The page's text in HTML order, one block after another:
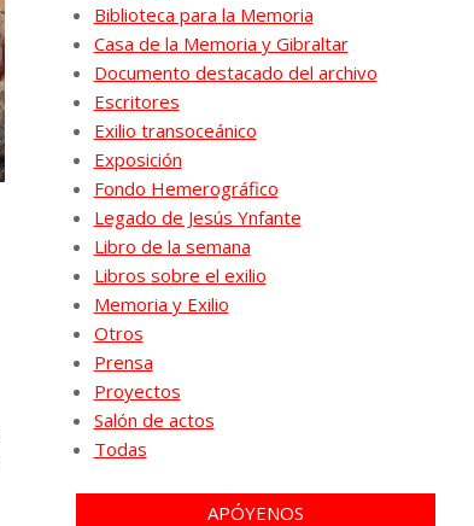
Biblioteca para la Memoria
Casa de la Memoria y Gibraltar
Documento destacado del archivo
Escritores
Exilio transoceánico
Exposición
Fondo Hemerográfico
Legado de Jesús Ynfante
Libro de la semana
Libros sobre el exilio
Memoria y Exilio
Otros
Prensa
Proyectos
Salón de actos
Todas
APÓYENOS